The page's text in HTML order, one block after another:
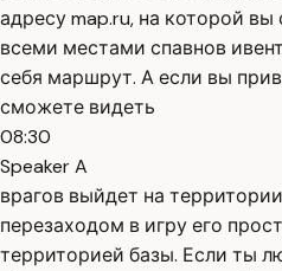
адресу map.ru, на которой
всеми местами спавнов
себя маршрут. А если вы
сможете видеть
08:30
Speaker A
врагов выйдет на
перезаходом в игру его
территорией базы. Если ты